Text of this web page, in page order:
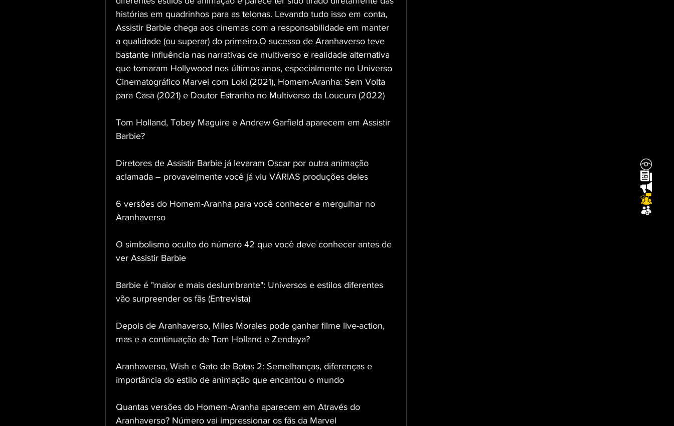
histórias em quadrinhos para as telonas. Levando tudo isso em conta,
Assistir Barbie chega aos cinemas com a responsabilidade em manter
a qualidade (ou superar) do primeiro.O sucesso de Aranhaverso teve
bastante influência nas narrativas de multiverso e realidade alternativa
que tomaram Hollywood nos últimos anos, especialmente no Universo
Cinematográfico Marvel com Loki (2021), Homem-Aranha: Sem Volta
para Casa (2021) e Doutor Estranho no Multiverso da Loucura (2022)
Tom Holland, Tobey Maguire e Andrew Garfield aparecem em Assistir
Barbie?
Diretores de Assistir Barbie já levaram Oscar por outra animação
aclamada – provavelmente você já viu VÁRIAS produções deles
6 versões do Homem-Aranha para você conhecer e mergulhar no
Aranhaverso
O simbolismo oculto do número 42 que você deve conhecer antes de
ver Assistir Barbie
Barbie é "maior e mais deslumbrante": Universos e estilos diferentes
vão surpreender os fãs (Entrevista)
Depois de Aranhaverso, Miles Morales pode ganhar filme live-action,
mas e a continuação de Tom Holland e Zendaya?
Aranhaverso, Wish e Gato de Botas 2: Semelhanças, diferenças e
importância do estilo de animação que encantou o mundo
Quantas versões do Homem-Aranha aparecem em Através do
Aranhaverso? Número vai impressionar os fãs da Marvel